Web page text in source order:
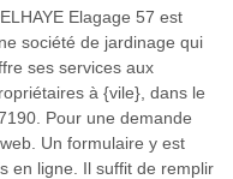
Elagage 57 est
société de jardinage qui
ses services aux
à {vile}, dans le
Pour une demande
Un formulaire y est
en ligne. Il suffit de remplir